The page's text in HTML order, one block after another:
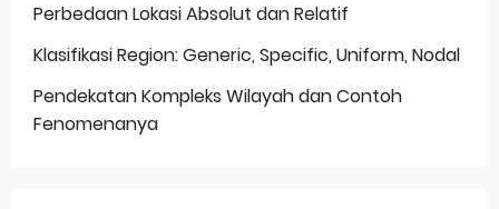
Perbedaan Lokasi Absolut dan Relatif
Klasifikasi Region: Generic, Specific, Uniform, Nodal
Pendekatan Kompleks Wilayah dan Contoh
Fenomenanya